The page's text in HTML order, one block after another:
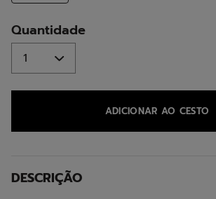
Quantidade
ADICIONAR AO CESTO
DESCRIÇÃO